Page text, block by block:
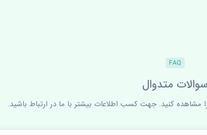
FAQ
سوالات متدوال
مشاهده کنید. جهت کسب اطلاعات بیشتر با ما در ارتباط باشید.